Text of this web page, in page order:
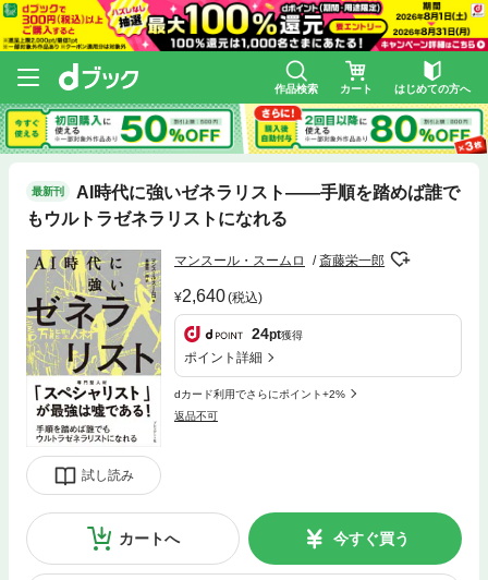
作品検索 カート はじめての方へ
最新刊
AI時代に強いゼネラリスト――手順を踏めば誰で
もウルトラゼネラリストになれる
試し読み
マンスール・スームロ 斎藤栄一郎
2,640(税込)
24pt獲得
ポイント詳細
dカード利用でさらにポイント+2%
返品不可
カートへ 今すぐ買う